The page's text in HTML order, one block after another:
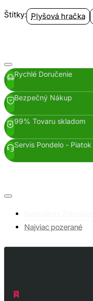
Štítky: Plyšová hračka
Rychlé Doručenie
Bezpečný Nákup
99% Tovaru skladom
Servis Pondelo -
Najviac pozerané